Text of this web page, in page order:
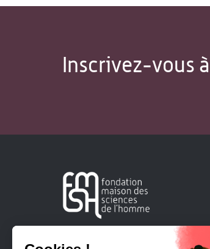
Inscrivez-vous
Créée en 1963, la Fondation Maison
soutient la recherche et la diffusion des